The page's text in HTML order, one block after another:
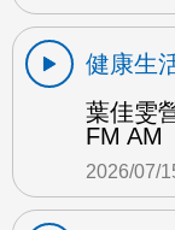
健康生
葉佳雯
FM AM
2026/07/